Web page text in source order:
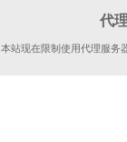
代
本站现在限制使用代理服务